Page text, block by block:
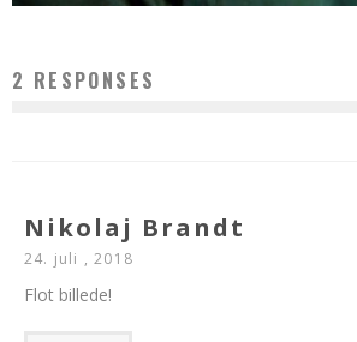
2 RESPONSES
Nikolaj Brandt
24. juli , 2018
Flot billede!